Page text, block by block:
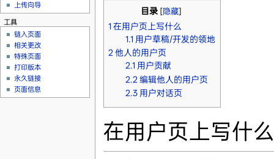
目录[隐藏]
1 在用户页上写什么
1.1 用户草稿/开发的领地
2 他人的用户页
2.1 用户贡献
2.2编辑他人的用户页
2.3 用户对话页
在用户页上写什么
上传向导
工具
链入页面
相关更改
特殊页面
打印版本
永久链接
页面信息